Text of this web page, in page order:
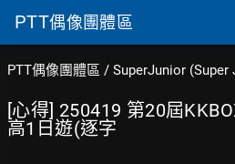
PTT偶像團體區
PTT偶像團體區 / SuperJunior (Super
[心得] 250419 第20屆
高1日遊(逐字